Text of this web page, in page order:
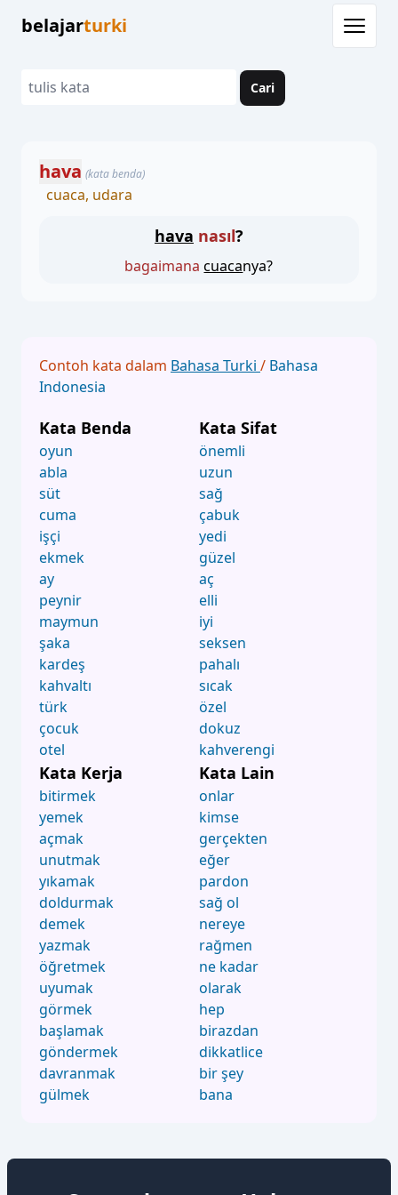
belajarturki
Cari
hava (kata benda)
cuaca, udara
hava nasıl?
bagaimana cuacanya?
Contoh kata dalam Bahasa Turki / Bahasa
Indonesia
Kata Benda
oyun
abla
süt
cuma
işçi
ekmek
ay
peynir
maymun
şaka
kardeş
kahvaltı
türk
çocuk
otel
Kata Sifat
önemli
uzun
sağ
çabuk
yedi
güzel
aç
elli
iyi
seksen
pahalı
sıcak
özel
dokuz
kahverengi
Kata Kerja
bitirmek
yemek
açmak
unutmak
yıkamak
doldurmak
demek
yazmak
öğretmek
uyumak
görmek
başlamak
göndermek
davranmak
gülmek
Kata Lain
onlar
kimse
gerçekten
eğer
pardon
sağ ol
nereye
rağmen
ne kadar
olarak
hep
birazdan
dikkatlice
bir şey
bana